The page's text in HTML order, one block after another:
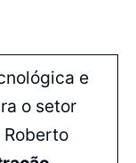
e
o setor